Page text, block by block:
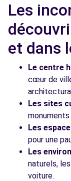
Les
et dans
Le centre
cœur de
Les sites
Les
pour une
Les
naturels,
voiture.